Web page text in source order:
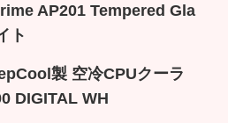
AP201 Tempered Gla
ト
製 空冷CPUクーラ
DIGITAL WH